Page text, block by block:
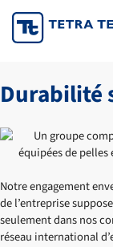
Skip
to
Durabilité
Notre engagement
de l’entreprise
seulement dans nos
réseau international